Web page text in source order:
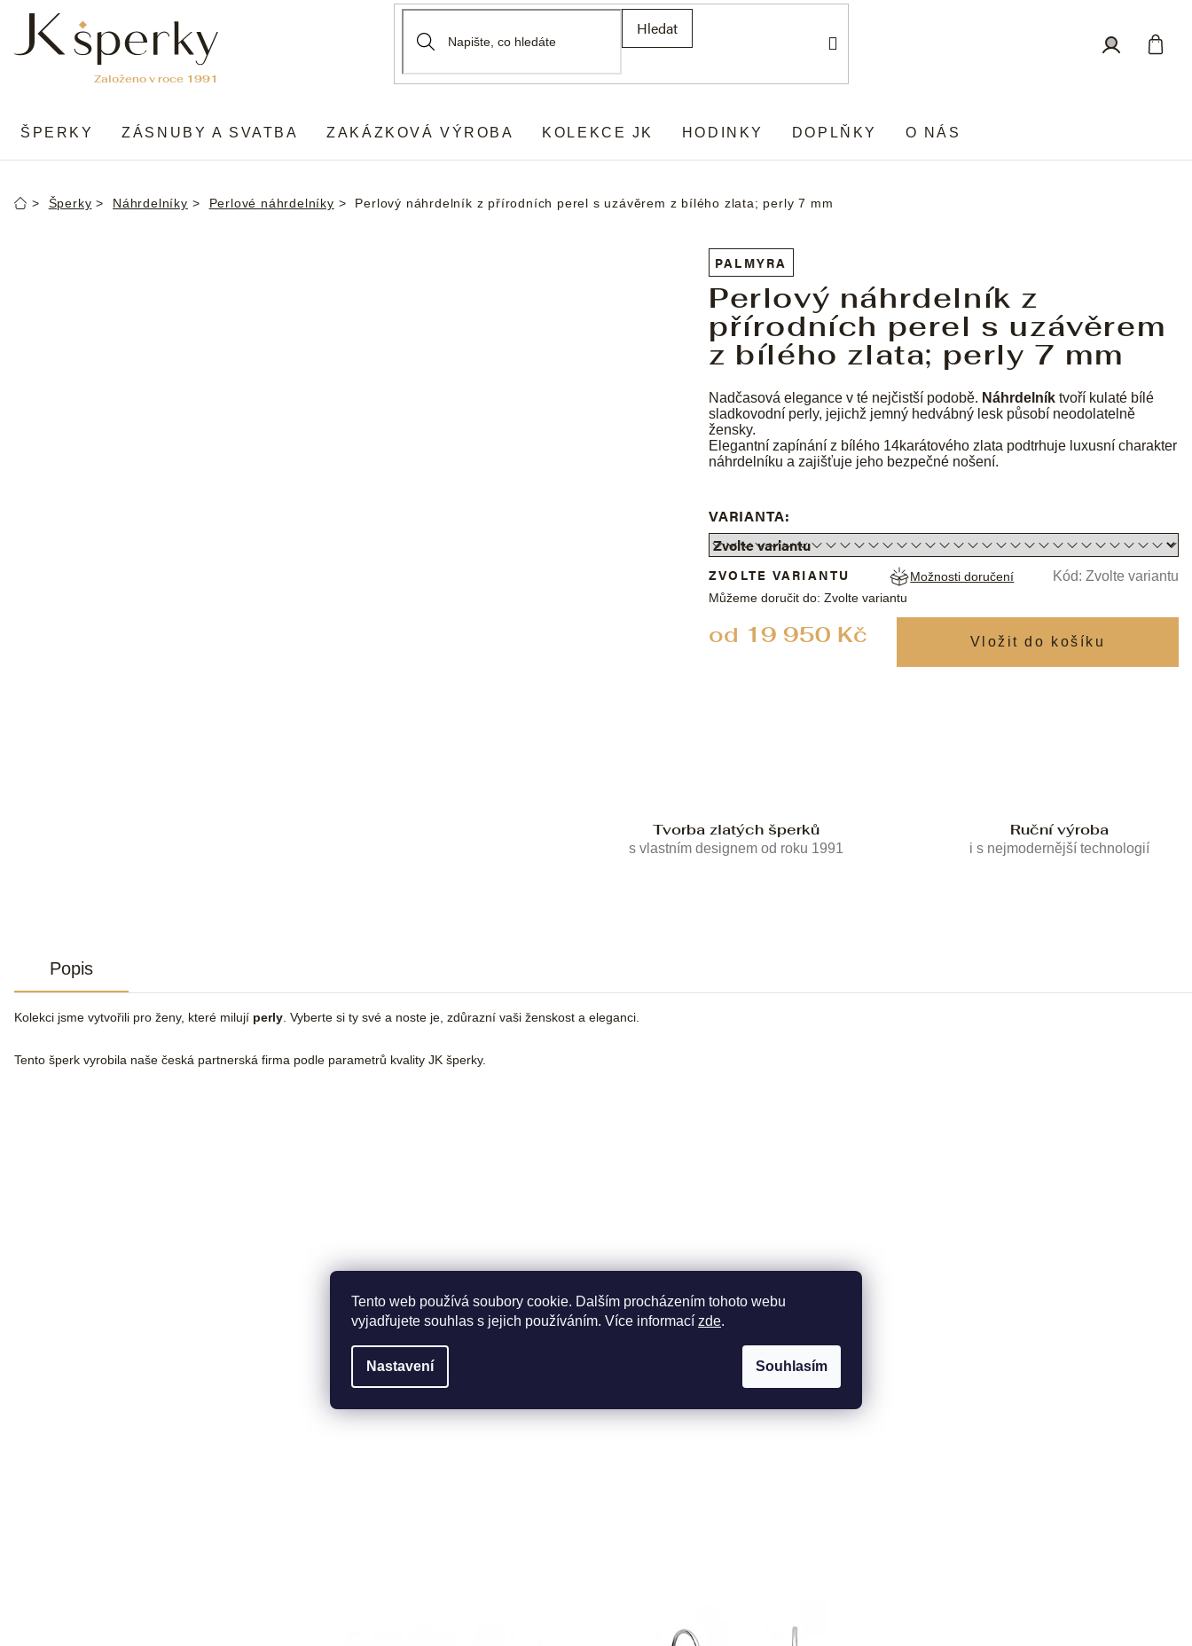
Tento web používá soubory cookie. Dalším procházením tohoto webu
vyjadřujete souhlas s jejich používáním. Více informací zde.
Nastavení Souhlasím
obsah
Hledat
ŠPERKY ZÁSNUBY A SVATBA ZAKÁZKOVÁ VÝROBA KOLEKCE JK HODINKY DOPLŇKY O NÁS
DomůŠperky Náhrdelníky Perlové náhrdelníky Perlový náhrdelník z přírodních perel s uzávěrem z bílého zlata; perly 7 mm
PALMYRA
Perlový náhrdelník z
přírodních perel s uzávěrem
z bílého zlata; perly 7 mm
Nadčasová elegance v té nejčistší podobě. Náhrdelník tvoří kulaté bílé
sladkovodní perly, jejichž jemný hedvábný lesk působí neodolatelně
žensky.
Elegantní zapínání z bílého 14karátového zlata podtrhuje luxusní charakter
náhrdelníku a zajišťuje jeho bezpečné nošení.
VARIANTA:
od 19 950 Kč
ZVOLTE VARIANTU
Můžeme doručit do: Zvolte variantu
Možnosti doručení Kód: Zvolte variantu
Tvorba zlatých šperků
s vlastním designem od roku 1991
Ruční výroba
i s nejmodernější technologií
Popis
Kolekci jsme vytvořili pro ženy, které milují perly . Vyberte si ty své a noste je, zdůrazní vaši ženskost a eleganci.
Tento šperk vyrobila naše česká partnerská firma podle parametrů kvality JK šperky.